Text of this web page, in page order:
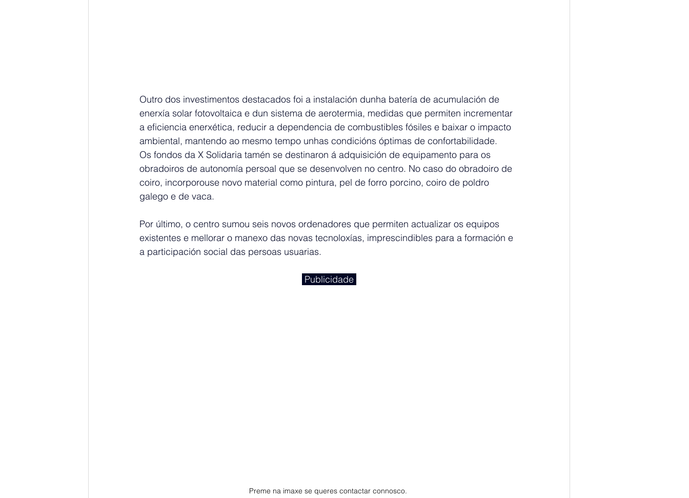
Outro dos investimentos destacados foi a instalación dunha batería de acumulación de
enerxía solar fotovoltaica e dun sistema de aerotermia, medidas que permiten incrementar
a eficiencia enerxética, reducir a dependencia de combustibles fósiles e baixar o impacto
ambiental, mantendo ao mesmo tempo unhas condicións óptimas de confortabilidade.
Os fondos da X Solidaria tamén se destinaron á adquisición de equipamento para os
obradoiros de autonomía persoal que se desenvolven no centro. No caso do obradoiro de
coiro, incorporouse novo material como pintura, pel de forro porcino, coiro de poldro
galego e de vaca.
Por último, o centro sumou seis novos ordenadores que permiten actualizar os equipos
existentes e mellorar o manexo das novas tecnoloxías, imprescindibles para a formación e
a participación social das persoas usuarias.
Publicidade
Preme na imaxe se queres contactar connosco.